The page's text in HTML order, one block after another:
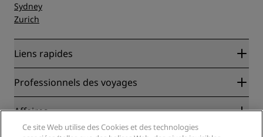
Sydney
Zurich
Liens rapides
Radisson Rewards
Blog
Nouveaux et futurs hôtels
Professionnels des voyages
Partenaires
Agents de voyages
Affaires
Ce site Web utilise des Cookies et des technologies